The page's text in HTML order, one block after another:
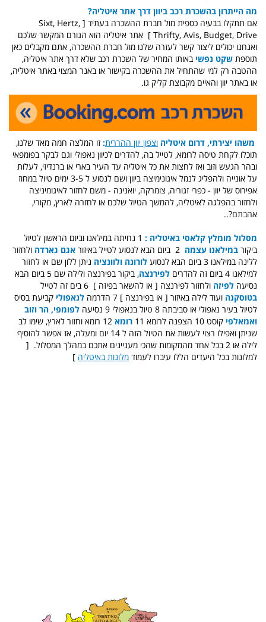
מה הייתרון בהשכרת רכב ביוון דרך אתר איטליה?
אם תתקלו בבעיה כספית מול חברת ההשכרה בעתיד [ Sixt, Hertz,
Thrifty, Avis, Budget, Drive ]
אתר איטליה הוא הגורם המקשר שלכם
ואנחנו יכולים ליצור קשר לעזרה שלנו מול חברת ההשכרה, אתם מקבלים כאן
תוספת שקט נפשי באותו המחיר של השכרת רכב שלא דרך אתר איטליה,
ההטבה רק למי שהתחיל את ההשכרה בקישור או באנר המצוי באתר איטליה,
או באתר יוון והאיים מקבוצת קליק גו.
משהו יצירתי, דרום איטליה וצפון יוון ההררית: זו המלצה חמה מאד שלנו,
תוכלו לקחת טיסה לרומא, לטייל בה, להדרים לכיוון נאפולי וגם לבקר בפומפאי
ובהר הגעש וזוב ואז לחצות את כל איטליה עד העיר בארי או ברנדיזי, לעלות
על אונייה ולהפליג לנמל איגונימיצה ביוון ושם לנסוע ל 3-5 ימים טיול במחוז
אפירוס של יוון - כפרי זגוריה, צומרקה, יואנינה - משם לחזור לאיגומיניצה
ולחזור בהפלגה לאיטליה, להמשך הטיול שלכם או לחזרה לארץ, מקורי,
אהבתם?..
מסלול מומלץ קלאסי באיטליה :
1 נחיתה במילאנו וביום הראשון לטיול
ביקור במילאנו עצמה אגם גארדה ולחזור
ללינה במילאנו 3 ביום הבא לנסוע
לורונה ולוונציה ניתן ללון שם או לחזור
למילאנו 4 ביום זה להדרים
לפירנצה
, ביקור בפירנצה ולילה שם 5 ביום הבא
נסיעה לפיזה ולחזור לפירנצה [ או להשאר בפיזה ] 6 בים זה לטייל
בטוסקנה ועוד לילה באיזור [ או בפירנצה ] 7 הדרמה לנאפולי קביעת בסיס
לטיול בעיר נאפולי או סביבתה 8 טיול בנאפולי 9 נסיעה
לפומפי, הר וזוב
ואמאלפי קוסט 10 הצפנה לרומא 11 רומא
12 רומא וחזור לארץ, שימו לב
שניתן ואפילו רצוי לעשות את הטיול הזה ל 14 יום ומעלה, אז אפשר להוסיף
לילה או 2 בכל אחד מהמקומות שהכי מעניינים אתכם במהלך המסלול. [
למלונות בכל היעדים הללו עיברו לעמוד מלונות באיטליה ]